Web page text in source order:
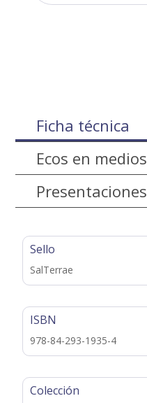
Ficha técnica
Ecos en medios
Presentaciones
Sello
SalTerrae
ISBN
978-84-293-1935-4
Colección